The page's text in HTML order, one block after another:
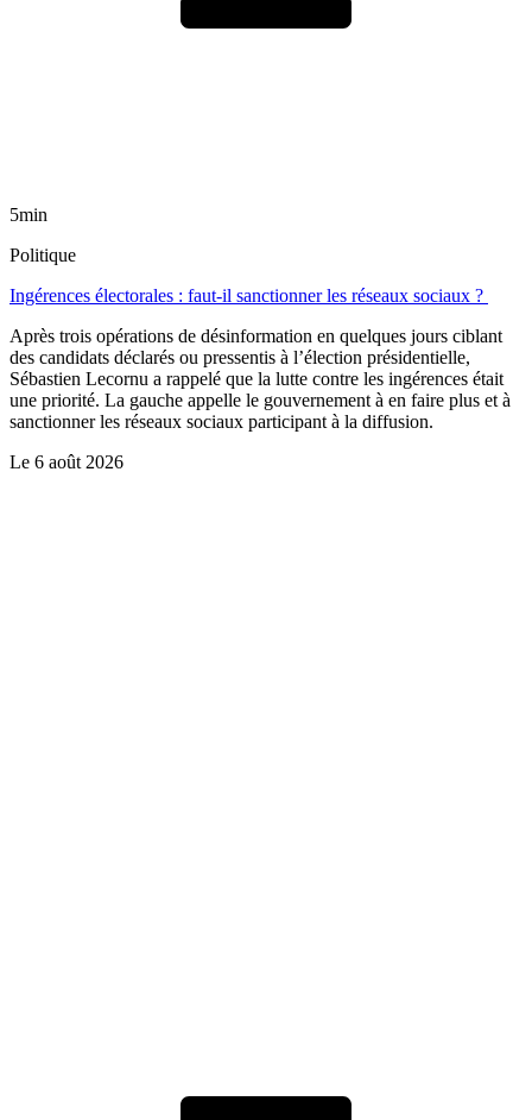
5min
Politique
Ingérences électorales : faut-il sanctionner les réseaux sociaux ?
Après trois opérations de désinformation en quelques jours ciblant
des candidats déclarés ou pressentis à l’élection présidentielle,
Sébastien Lecornu a rappelé que la lutte contre les ingérences était
une priorité. La gauche appelle le gouvernement à en faire plus et à
sanctionner les réseaux sociaux participant à la diffusion.
Le 6 août 2026